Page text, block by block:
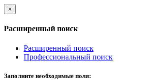
×
Расширенный поиск
Расширенный поиск
Профессиональный поиск
Заполните необходимые поля: